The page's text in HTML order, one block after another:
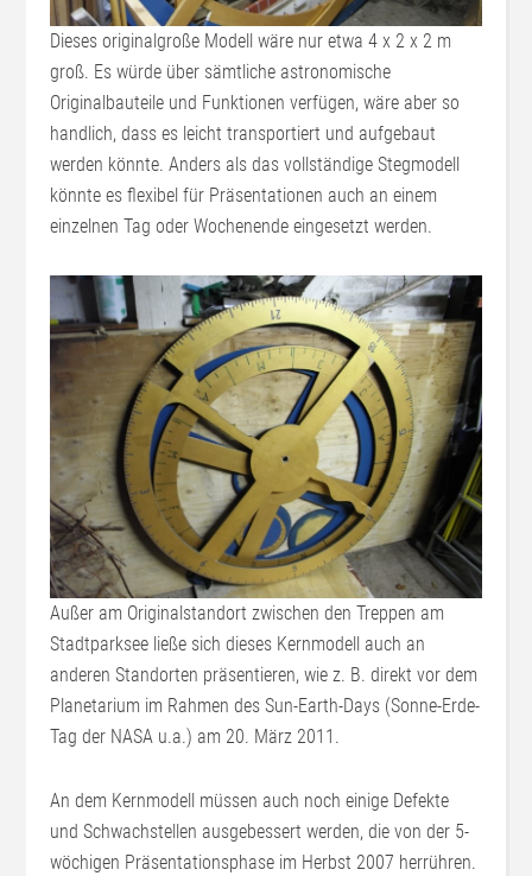
Dieses originalgroße Modell wäre nur etwa 4 x 2 x 2 m
groß. Es würde über sämtliche astronomische
Originalbauteile und Funktionen verfügen, wäre aber so
handlich, dass es leicht transportiert und aufgebaut
werden könnte. Anders als das vollständige Stegmodell
könnte es flexibel für Präsentationen auch an einem
einzelnen Tag oder Wochenende eingesetzt werden.
Außer am Originalstandort zwischen den Treppen am
Stadtparksee ließe sich dieses Kernmodell auch an
anderen Standorten präsentieren, wie z. B. direkt vor dem
Planetarium im Rahmen des Sun-Earth-Days (Sonne-Erde-
Tag der NASA u.a.) am 20. März 2011.
An dem Kernmodell müssen auch noch einige Defekte
und Schwachstellen ausgebessert werden, die von der 5-
wöchigen Präsentationsphase im Herbst 2007 herrühren.